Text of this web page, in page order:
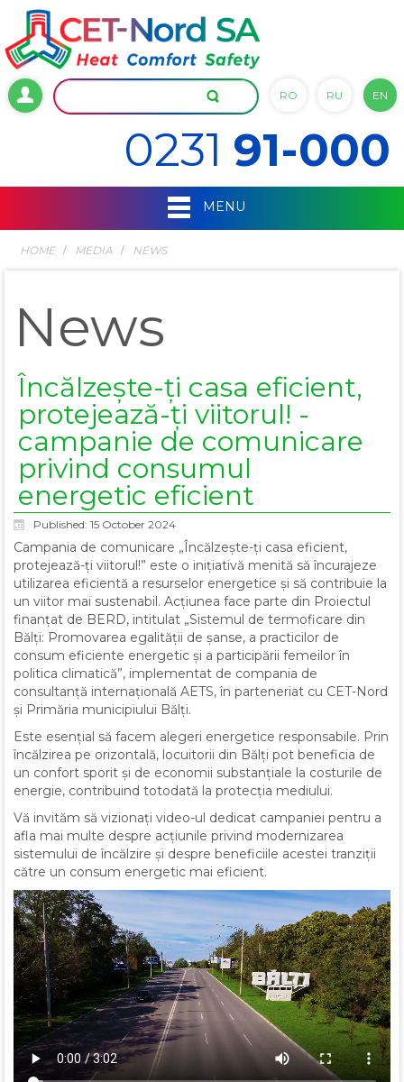
RO RU EN
0231 91-000
MENU
HOME MEDIA NEWS
News
Încălzește-ți casa eficient,
protejează-ți viitorul! -
campanie de comunicare
privind consumul
energetic eficient
Published: 15 October 2024
Campania de comunicare „Încălzește-ți casa eficient,
protejează-ți viitorul!” este o inițiativă menită să încurajeze
utilizarea eficientă a resurselor energetice și să contribuie la
un viitor mai sustenabil. Acțiunea face parte din Proiectul
finanțat de BERD, intitulat „Sistemul de termoficare din
Bălți: Promovarea egalității de șanse, a practicilor de
consum eficiente energetic și a participării femeilor în
politica climatică”, implementat de compania de
consultanță internațională AETS, în parteneriat cu CET-Nord
și Primăria municipiului Bălți.
Este esențial să facem alegeri energetice responsabile. Prin
încălzirea pe orizontală, locuitorii din Bălți pot beneficia de
un confort sporit și de economii substanțiale la costurile de
energie, contribuind totodată la protecția mediului.
Vă invităm să vizionați video-ul dedicat campaniei pentru a
afla mai multe despre acțiunile privind modernizarea
sistemului de încălzire și despre beneficiile acestei tranziții
către un consum energetic mai eficient.